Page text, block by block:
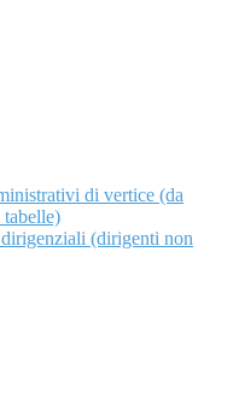
di vertice (da
(dirigenti non